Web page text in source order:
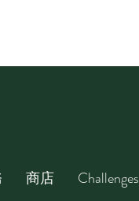
商店 Challenges